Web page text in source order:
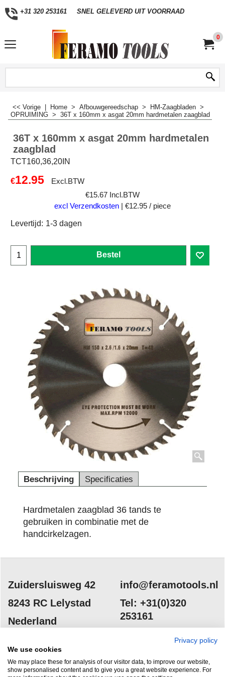
+31 320 253161 SNEL GELEVERD UIT VOORRAAD
0
<< Vorige Home > Afbouwgereedschap > HM-Zaagbladen >
OPRUIMING > 36T x 160mm x asgat 20mm hardmetalen zaagblad
36T x 160mm x asgat 20mm hardmetalen
zaagblad
TCT160,36,20IN
€12.95
Excl.BTW
€15.67 Incl.BTW
excl Verzendkosten
€12.95 / piece
Levertijd: 1-3 dagen
Bestel
Beschrijving Specificaties
Hardmetalen zaagblad 36 tands te
gebruiken in combinatie met de
handcirkelzagen.
Zuidersluisweg 42
8243 RC Lelystad
Nederland
info@feramotools.nl
Tel: +31(0)320
253161
Privacy policy
We use cookies
We may place these for analysis of our visitor data, to improve our website,
show personalised content and to give you a great website experience. For